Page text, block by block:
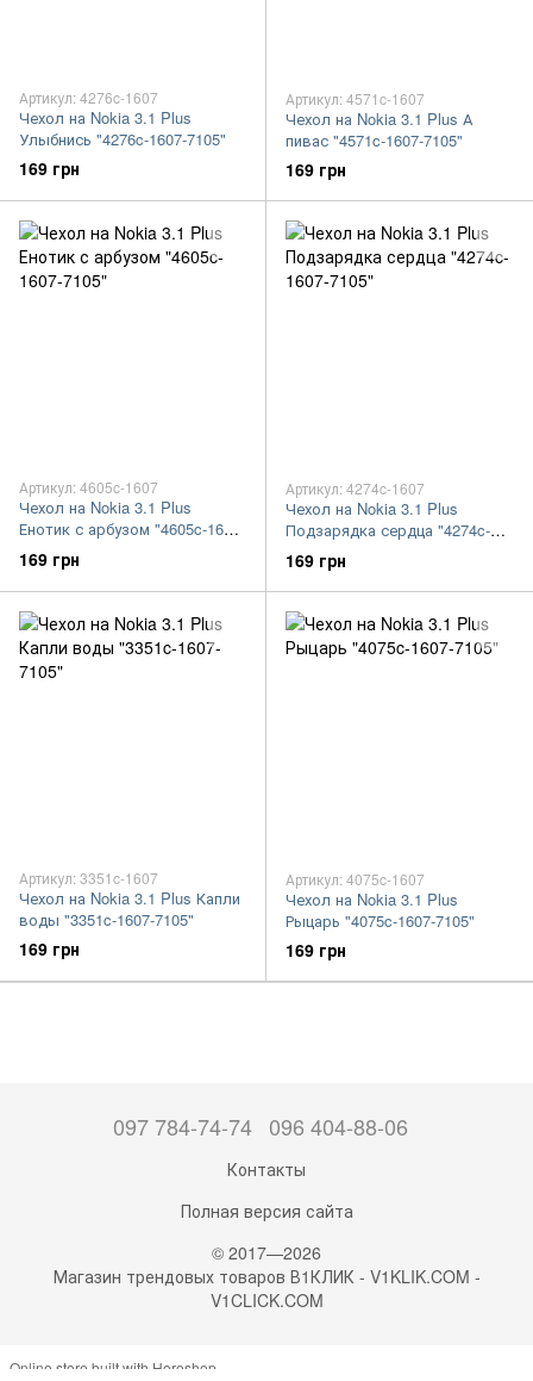
Артикул: 4276c-1607
Чехол на Nokia 3.1 Plus
Улыбнись "4276c-1607-7105"
169 грн
Артикул: 4571c-1607
Чехол на Nokia 3.1 Plus А
пивас "4571c-1607-7105"
169 грн
Артикул: 4605c-1607
Чехол на Nokia 3.1 Plus
Енотик с арбузом "4605c-1607-
7105"
169 грн
Артикул: 4274c-1607
Чехол на Nokia 3.1 Plus
Подзарядка сердца "4274c-
1607-7105"
169 грн
Артикул: 3351c-1607
Чехол на Nokia 3.1 Plus Капли
воды "3351c-1607-7105"
169 грн
Артикул: 4075c-1607
Чехол на Nokia 3.1 Plus
Рыцарь "4075c-1607-7105"
169 грн
097 784-74-74 096 404-88-06
Контакты
Полная версия сайта
© 2017—2026
Магазин трендовых товаров В1КЛИК - V1KLIK.COM -
V1CLICK.COM
Online store built with Horoshop